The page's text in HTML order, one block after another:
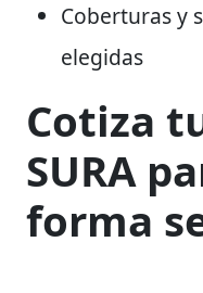
Coberturas y
elegidas
Cotiza
SURA
forma